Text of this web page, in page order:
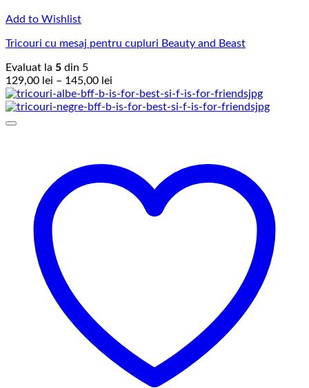
Add to Wishlist
Tricouri cu mesaj pentru cupluri Beauty and Beast
Evaluat la 5 din 5
129,00 lei – 145,00 lei
de
prețuri: